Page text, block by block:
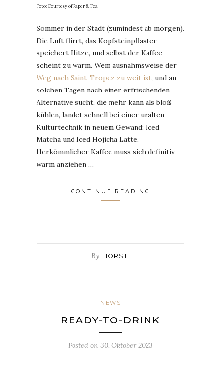
Foto: Courtesy of Paper & Tea
Sommer in der Stadt (zumindest ab morgen).
Die Luft flirrt, das Kopfsteinpflaster
speichert Hitze, und selbst der Kaffee
scheint zu warm. Wem ausnahmsweise der
Weg nach Saint-Tropez zu weit ist, und an
solchen Tagen nach einer erfrischenden
Alternative sucht, die mehr kann als bloß
kühlen, landet schnell bei einer uralten
Kulturtechnik in neuem Gewand: Iced
Matcha und Iced Hojicha Latte.
Herkömmlicher Kaffee muss sich definitiv
warm anziehen …
CONTINUE READING
By HORST
NEWS
READY-TO-DRINK
Posted on 30. Oktober 2023